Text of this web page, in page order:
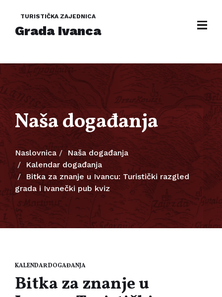
TURISTIČKA ZAJEDNICA
Grada Ivanca
Naša događanja
Naslovnica
Naša događanja
Kalendar događanja
Bitka za znanje u Ivancu: Turistički razgled
grada i Ivanečki pub kviz
KALENDAR DOGAĐANJA
Bitka za znanje u